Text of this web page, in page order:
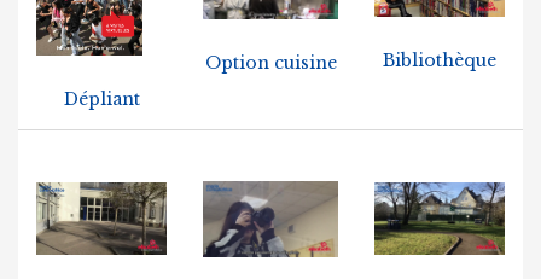
Dépliant
Option cuisine Bibliothèque